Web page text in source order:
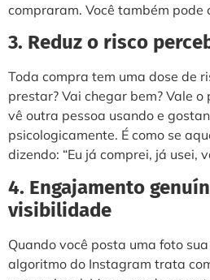
compraram. Você também pode
3. Reduz o risco
Toda compra tem uma dose de
prestar? Vai chegar bem? Vale o
vê outra pessoa usando e
psicologicamente. É como se
dizendo: “Eu já comprei, já usei,
4. Engajamento
visibilidade
Quando você posta uma foto
algoritmo do Instagram trata